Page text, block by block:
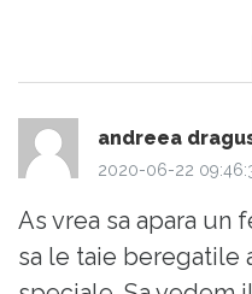
andreea
2020-06-22
As vrea sa apara un
sa le taie beregatile